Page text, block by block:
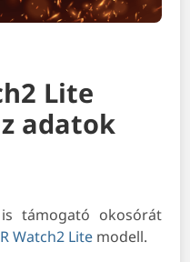
Lite
adatok
támogató okosórát
Watch2 Lite modell.